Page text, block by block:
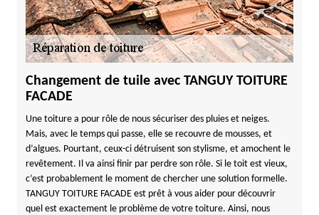
Changement de tuile avec TANGUY TOITURE
FACADE
Une toiture a pour rôle de nous sécuriser des pluies et neiges.
Mais, avec le temps qui passe, elle se recouvre de mousses, et
d’algues. Pourtant, ceux-ci détruisent son stylisme, et amochent le
revêtement. Il va ainsi finir par perdre son rôle. Si le toit est vieux,
c’est probablement le moment de chercher une solution formelle.
TANGUY TOITURE FACADE est prêt à vous aider pour découvrir
quel est exactement le problème de votre toiture. Ainsi, nous